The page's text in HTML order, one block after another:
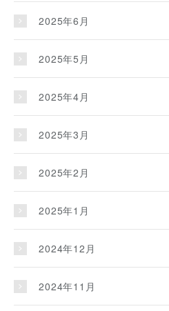
2025年6月
2025年5月
2025年4月
2025年3月
2025年2月
2025年1月
2024年12月
2024年11月